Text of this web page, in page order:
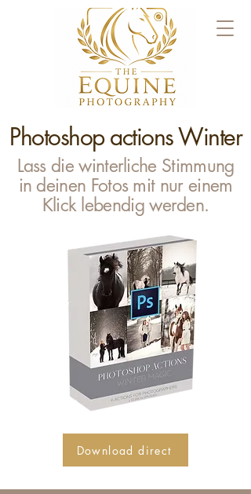
Photoshop actions Winter
Lass die winterliche Stimmung
in deinen Fotos mit nur einem
Klick lebendig werden.
Download direct